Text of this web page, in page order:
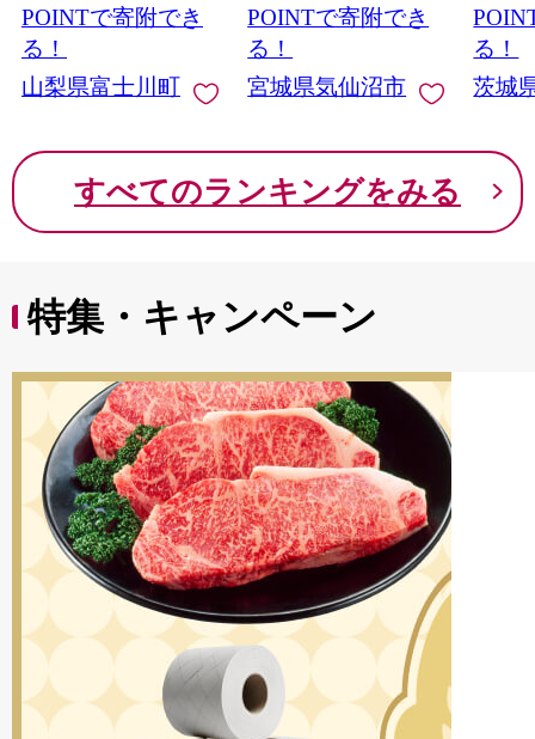
房） フルーツ 山梨県
産 果物 くだもの シャ
イン マスカット ぶど
う ブドウ 葡萄 大粒 種
9000円 九千円
POINTで寄附でき
る！
山梨県富士川町
当 支援 サーモン 銀鮭
切り身 魚 わけあり
POINTで寄附でき
る！
宮城県気仙沼市
茨城
と納
る！
茨城
すべてのランキングをみる
特集・キャンペーン